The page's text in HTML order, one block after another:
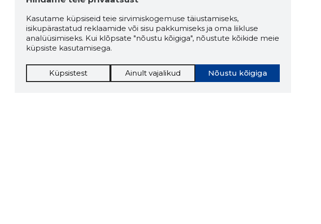
Kasutame küpsiseid teie sirvimiskogemuse täiustamiseks,
isikupärastatud reklaamide või sisu pakkumiseks ja oma liikluse
analüüsimiseks. Kui klõpsate "nõustu kõigiga", nõustute kõikide meie
küpsiste kasutamisega.
Nõustu kõigiga
Küpsistest Ainult vajalikud